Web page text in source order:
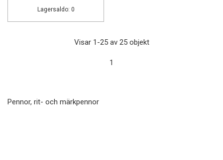
Lagersaldo: 0
Visar 1-25 av 25 objekt
1
Pennor, rit- och märkpennor